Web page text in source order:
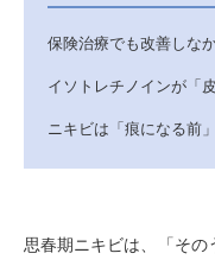
保険治療でも改善しな
イソトレチノインが「
ニキビは「痕になる前
思春期ニキビは、「そ